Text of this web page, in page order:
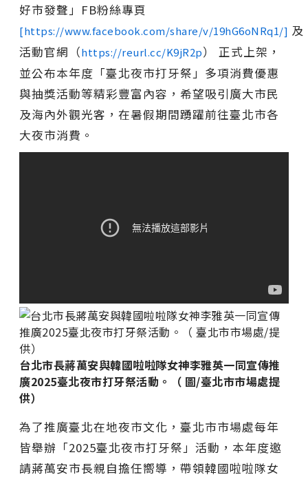
好市發聲」FB粉絲專頁
[https://www.facebook.com/share/v/19hG6oNRq1/] 及
活動官網（https://reurl.cc/K9jR2p） 正式上架，
並公布本年度「臺北夜市打牙祭」多項消費優惠
與抽獎活動等精彩豐富內容，希望吸引廣大市民
及海內外觀光客，在暑假期間踴躍前往臺北市各
大夜市消費。
台北市長蔣萬安與韓國啦啦隊女神李雅英一同宣傳推
廣2025臺北夜市打牙祭活動。（ 圖/臺北市市場處提
供）
為了推廣臺北在地夜市文化，臺北市市場處每年
皆舉辦「2025臺北夜市打牙祭」活動，本年度邀
請蔣萬安市長親自擔任嚮導，帶領韓國啦啦隊女